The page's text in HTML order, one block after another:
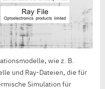
wie z. B.
und Ray-Dateien, die für
Simulation für